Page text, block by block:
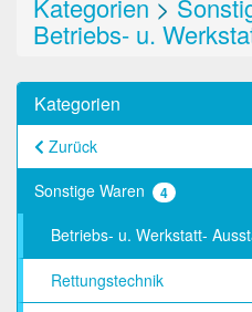
Kategorien >
Betriebs- u.
Kategorien
Zurück
Sonstige Waren
4
Betriebs- u. Werkstatt-
Rettungstechnik